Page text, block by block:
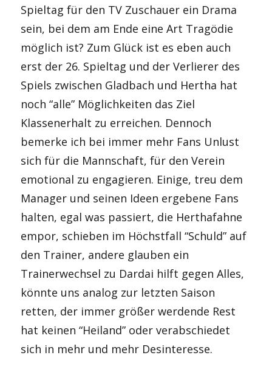
Spieltag für den TV Zuschauer ein Drama
sein, bei dem am Ende eine Art Tragödie
möglich ist? Zum Glück ist es eben auch
erst der 26. Spieltag und der Verlierer des
Spiels zwischen Gladbach und Hertha hat
noch “alle” Möglichkeiten das Ziel
Klassenerhalt zu erreichen. Dennoch
bemerke ich bei immer mehr Fans Unlust
sich für die Mannschaft, für den Verein
emotional zu engagieren. Einige, treu dem
Manager und seinen Ideen ergebene Fans
halten, egal was passiert, die Herthafahne
empor, schieben im Höchstfall “Schuld” auf
den Trainer, andere glauben ein
Trainerwechsel zu Dardai hilft gegen Alles,
könnte uns analog zur letzten Saison
retten, der immer größer werdende Rest
hat keinen “Heiland” oder verabschiedet
sich in mehr und mehr Desinteresse.